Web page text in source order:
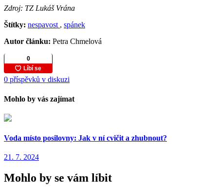
Zdroj: TZ Lukáš Vrána
Štítky: nespavost , spánek
Autor článku: Petra Chmelová
0 příspěvků v diskuzi
Mohlo by vás zajímat
Voda místo posilovny: Jak v ní cvičit a zhubnout?
21. 7. 2024
Mohlo by se vám líbit